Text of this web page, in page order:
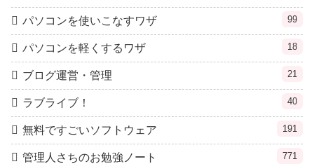
パソコンを使いこなすワザ 99
パソコンを軽くするワザ 18
ブログ運営・管理 21
ラブライブ！ 40
無料ですごいソフトウェア 191
管理人さちのお勉強ノート 771